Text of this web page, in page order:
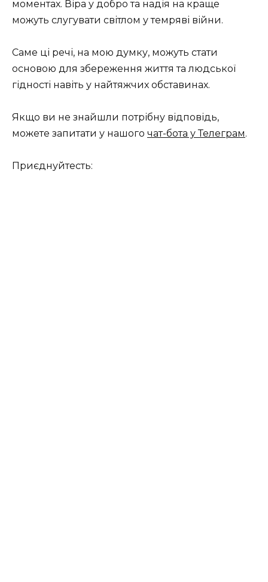
моментах. Віра у добро та надія на краще
можуть слугувати світлом у темряві війни.
Саме ці речі, на мою думку, можуть стати
основою для збереження життя та людської
гідності навіть у найтяжчих обставинах.
Якщо ви не знайшли потрібну відповідь,
можете запитати у нашого чат-бота у Телеграм.
Приєднуйтесть: